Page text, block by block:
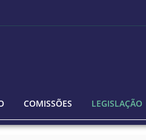
COMISSÕES LEGISLAÇÃO